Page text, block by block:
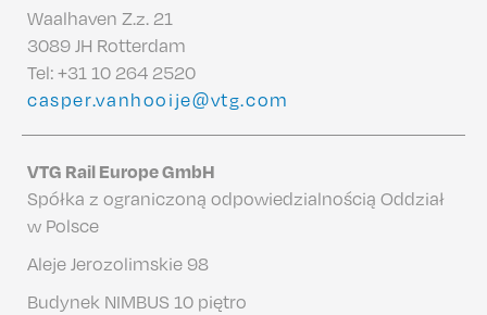
Waalhaven Z.z. 21
3089 JH Rotterdam
Tel:+31 10 264 2520
casper.vanhooije@vtg.com
VTG Rail Europe GmbH
Spółka z ograniczoną odpowiedzialnością Oddział
w Polsce
Aleje Jerozolimskie 98
Budynek NIMBUS 10 piętro